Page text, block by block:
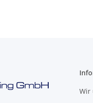
Wir